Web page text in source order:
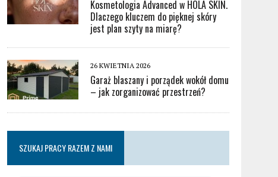
Kosmetologia Advanced w HOLA SKIN.
Dlaczego kluczem do pięknej skóry
jest plan szyty na miarę?
26 KWIETNIA 2026
Garaż blaszany i porządek wokół domu
– jak zorganizować przestrzeń?
SZUKAJ PRACY RAZEM Z NAMI